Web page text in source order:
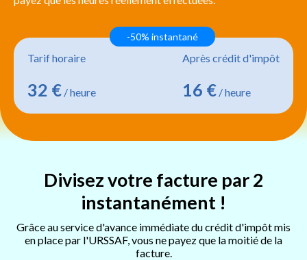
Tarif horaire
32 € / heure
Après crédit d'impôt
16 € / heure
-50% instantané
Divisez votre facture par 2
instantanément !
Grâce au service d'avance immédiate du crédit d'impôt mis
en place par l'URSSAF, vous ne payez que la moitié de la
facture.